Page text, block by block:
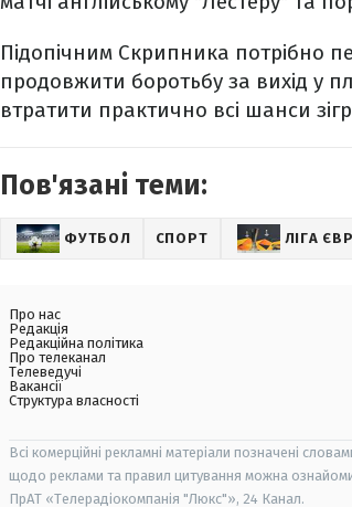
Підопічним Скрипника потрібно
продовжити боротьбу за вихід у
втратити практично всі шанси
Пов'язані теми:
ФУТБОЛ СПОРТ ЛІГА
Про нас
Редакція
Редакційна політика
Про телеканал
Телеведучі
Вакансії
Структура власності
Всі комерційні рекламні матеріали позначені
щодо реклами та правил цитування можна
ПрАТ «Телерадіокомпанія "Люкс"», 24 Канал.